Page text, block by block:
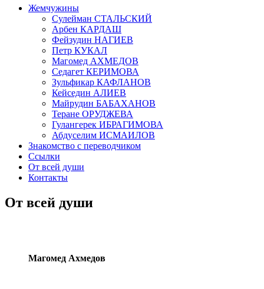
Жемчужины
Сулейман СТАЛЬСКИЙ
Арбен КАРДАШ
Фейзудин НАГИЕВ
Петр КУКАЛ
Магомед АХМЕДОВ
Седагет КЕРИМОВА
Зульфикар КАФЛАНОВ
Кейседин АЛИЕВ
Майрудин БАБАХАНОВ
Теране ОРУДЖЕВА
Гулангерек ИБРАГИМОВА
Абдуселим ИСМАИЛОВ
Знакомство с переводчиком
Ссылки
От всей души
Контакты
От всей души
Магомед Ахмедов